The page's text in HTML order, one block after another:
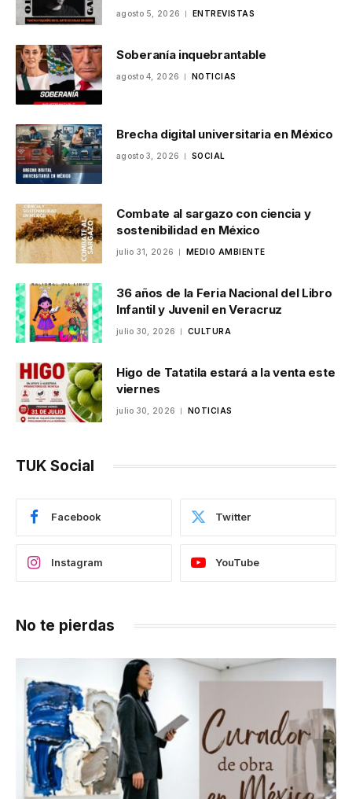
agosto 5, 2026 ENTREVISTAS
Soberanía inquebrantable
agosto 4, 2026 NOTICIAS
Brecha digital universitaria en México
agosto 3, 2026 SOCIAL
Combate al sargazo con ciencia y
sostenibilidad en México
julio 31, 2026 MEDIO AMBIENTE
36 años de la Feria Nacional del Libro
Infantil y Juvenil en Veracruz
julio 30, 2026 CULTURA
Higo de Tatatila estará a la venta este
viernes
julio 30, 2026 NOTICIAS
TUK Social
Facebook Twitter
Instagram YouTube
No te pierdas